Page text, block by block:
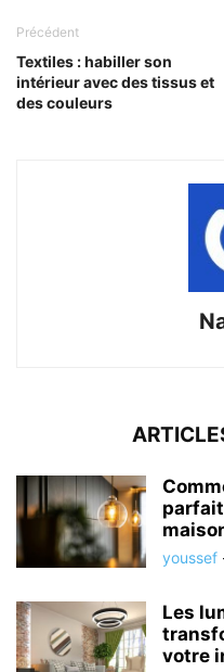
Précédent
Textiles : habiller son
intérieur avec des tissus et
des couleurs
youssef
Les
votre